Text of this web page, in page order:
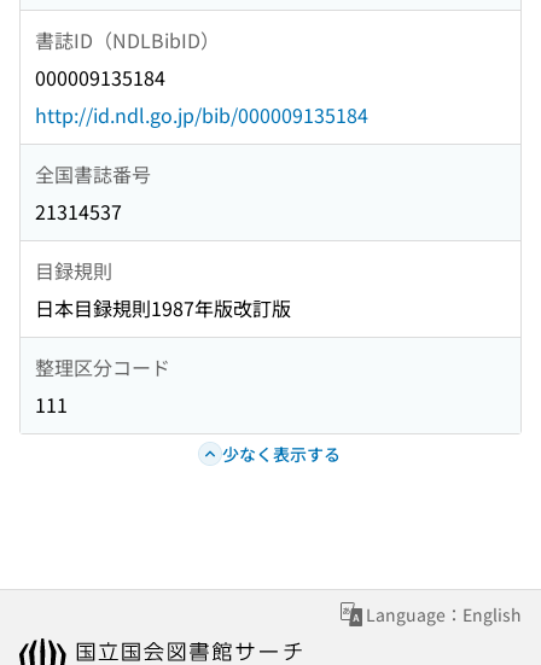
書誌ID（NDLBibID）
000009135184
http://id.ndl.go.jp/bib/000009135184
全国書誌番号
21314537
目録規則
日本目録規則1987年版改訂版
整理区分コード
111
少なく表示する
Language：English